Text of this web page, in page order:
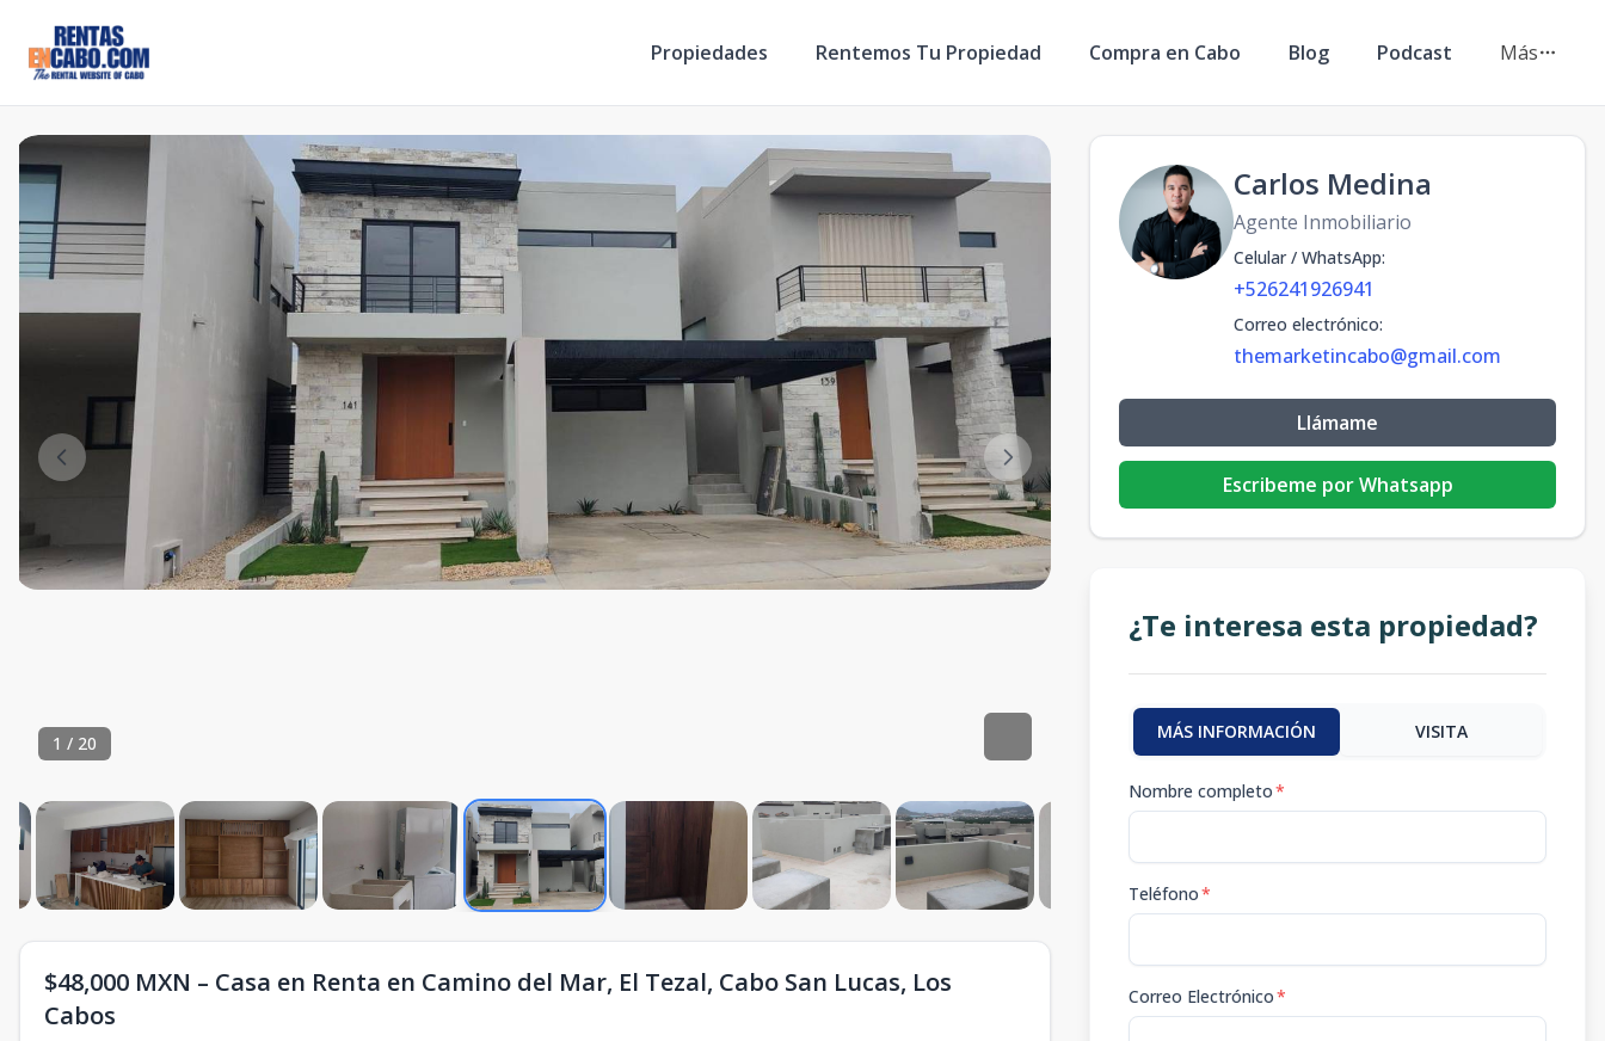
Propiedades Rentemos Tu Propiedad Compra en Cabo Blog Podcast Más
1 / 20
$48,000 MXN – Casa en Renta en Camino del Mar, El Tezal, Cabo San Lucas, Los
Cabos
Carlos Medina
Agente Inmobiliario
Celular / WhatsApp:
+526241926941
Correo electrónico:
themarketincabo@gmail.com
Llámame
Escribeme por Whatsapp
¿Te interesa esta propiedad?
MÁS INFORMACIÓN VISITA
Nombre completo*
Teléfono*
Correo Electrónico*